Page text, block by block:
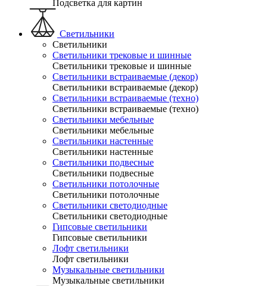
Подсветка для картин
Светильники
Светильники
Светильники трековые и шинные
Светильники трековые и шинные
Светильники встраиваемые (декор)
Светильники встраиваемые (декор)
Светильники встраиваемые (техно)
Светильники встраиваемые (техно)
Светильники мебельные
Светильники мебельные
Светильники настенные
Светильники настенные
Светильники подвесные
Светильники подвесные
Светильники потолочные
Светильники потолочные
Светильники светодиодные
Светильники светодиодные
Гипсовые светильники
Гипсовые светильники
Лофт светильники
Лофт светильники
Музыкальные светильники
Музыкальные светильники